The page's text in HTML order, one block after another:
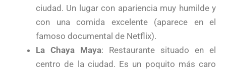
ciudad. Un lugar con apariencia muy humilde y
con una comida excelente (aparece en el
famoso documental de Netflix).
La Chaya Maya: Restaurante situado en el
centro de la ciudad. Es un poquito más caro